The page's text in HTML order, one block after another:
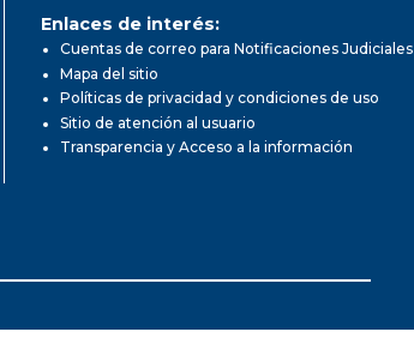
Enlaces de interés:
Cuentas de correo para Notificaciones Judiciales
Mapa del sitio
Políticas de privacidad y condiciones de uso
Sitio de atención al usuario
Transparencia y Acceso a la información